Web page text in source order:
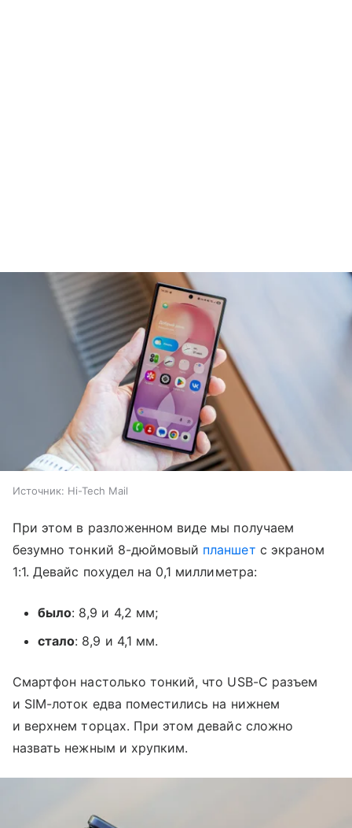
Источник: Hi-Tech Mail
При этом в разложенном виде мы получаем
безумно тонкий 8-дюймовый планшет с экраном
1:1. Девайс похудел на 0,1 миллиметра:
было: 8,9 и 4,2 мм;
стало: 8,9 и 4,1 мм.
Смартфон настолько тонкий, что USB-C разъем
и SIM-лоток едва поместились на нижнем
и верхнем торцах. При этом девайс сложно
назвать нежным и хрупким.